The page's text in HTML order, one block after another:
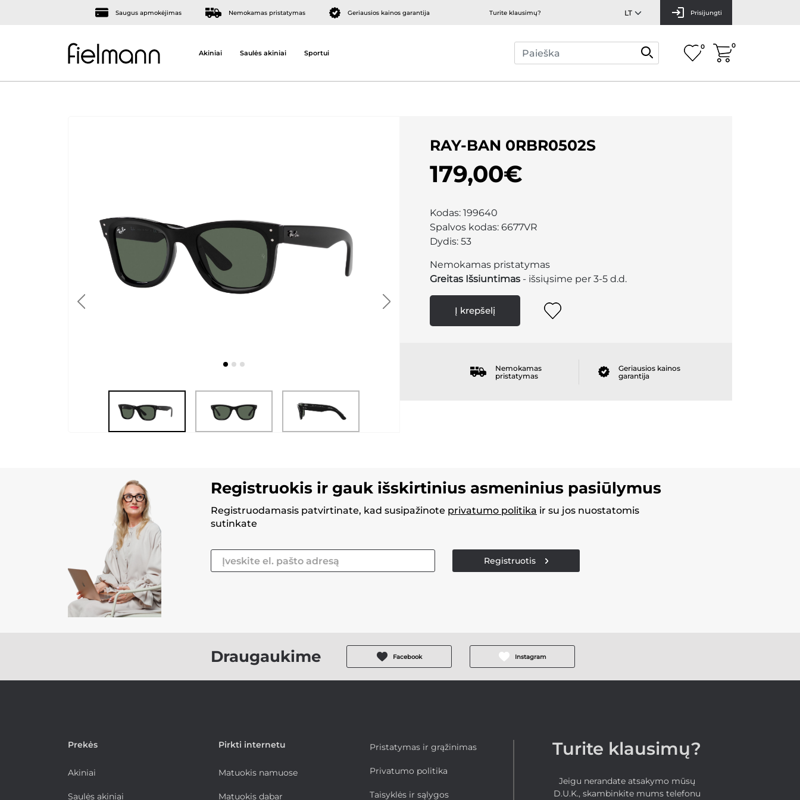
Saugus apmokėjimas Nemokamas pristatymas Geriausios kainos garantija Turite klausimų? Prisijungti
Akiniai Saulės akiniai Sportui
0 0
RAY-BAN 0RBR0502S
179,00€
Kodas: 199640
Spalvos kodas: 6677VR
Dydis: 53
Nemokamas pristatymas
Greitas Išsiuntimas - išsiųsime per 3-5 d.d.
Į krepšelį
Nemokamas
pristatymas
Geriausios kainos
garantija
Registruokis ir gauk išskirtinius asmeninius pasiūlymus
Registruodamasis patvirtinate, kad susipažinote privatumo politika ir su jos nuostatomis
sutinkate
Registruotis
Draugaukime Facebook Instagram
Prekės
Akiniai
Saulės akiniai
Pirkti internetu
Matuokis namuose
Matuokis dabar
Pristatymas ir grąžinimas
Privatumo politika
Taisyklės ir sąlygos
Turite klausimų?
Jeigu nerandate atsakymo mūsų
D.U.K., skambinkite mums telefonu